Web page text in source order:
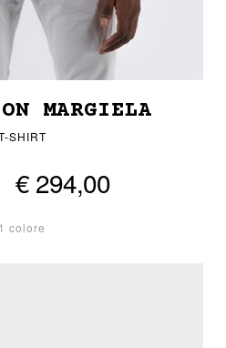
MARGIELA
SHIRT
€ 294,00
1 colore